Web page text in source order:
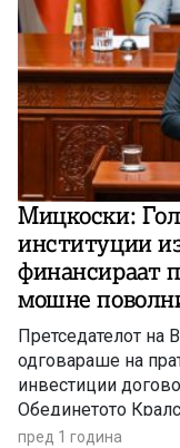
Мицкоски:
институции
финансираат
мошне
Претседателот на
одговараше на
инвестиции
Обединетото
сериозен интерес
пред 1 година